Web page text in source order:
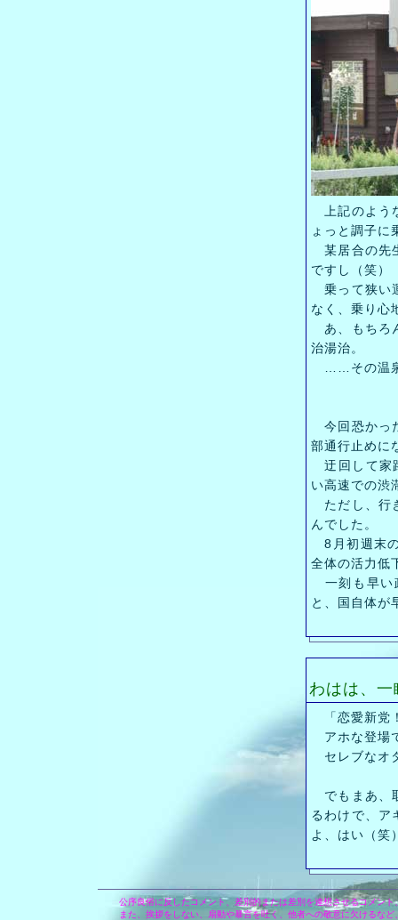
上記のよう
ょっと調子に
某居合の先
ですし（笑）
乗って狭い
なく、乗り心
あ、もちろ
治湯治。
……その温泉
今回恐かっ
部通行止めに
迂回して家
い高速での渋
ただし、行
んでした。
8月初週末
全体の活力低
一刻も早い
と、国自体が
わはは、
「恋愛新党
アホな登場
セレブなオ
でもまあ、
るわけで、ア
よ、はい（笑
公序良俗に反したコメント、差別的または差別を連想させるコメン
また、挨拶をしない、扇動や暴言を吐く、他者への敬意に欠けるな